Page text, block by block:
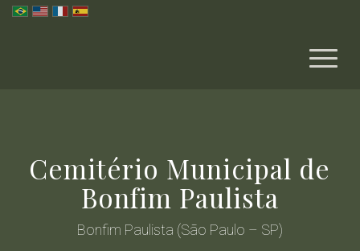
Cemitério Municipal de
Bonfim Paulista
Bonfim Paulista (São Paulo – SP)